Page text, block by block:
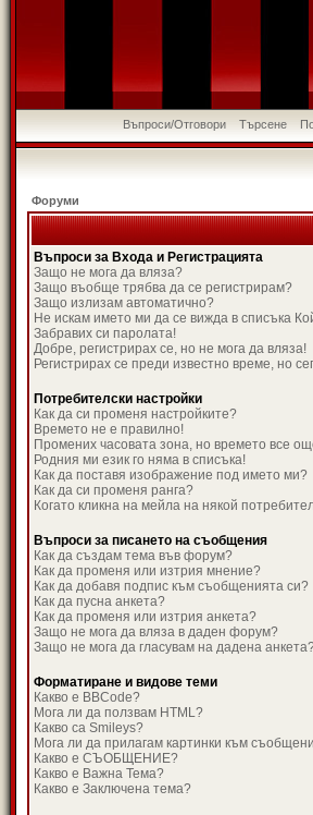
Въпроси/Отговори Търсене
Форуми
Въпроси за Входа и Регистрацията
Защо не мога да вляза?
Защо въобще трябва да се регистрирам?
Защо излизам автоматично?
Не искам името ми да се вижда в списъка
Забравих си паролата!
Добре, регистрирах се, но не мога да вляза!
Регистрирах се преди известно време, но
Потребителски настройки
Как да си променя настройките?
Времето не е правилно!
Промених часовата зона, но времето все
Родния ми език го няма в списъка!
Как да поставя изображение под името ми?
Как да си променя ранга?
Когато кликна на мейла на някой
Въпроси за писането на съобщения
Как да създам тема във форум?
Как да променя или изтрия мнение?
Как да добавя подпис към съобщенията си?
Как да пусна анкета?
Как да променя или изтрия анкета?
Защо не мога да вляза в даден форум?
Защо не мога да гласувам на дадена
Форматиране и видове теми
Какво е BBCode?
Мога ли да ползвам HTML?
Какво са Smileys?
Мога ли да прилагам картинки към
Какво е СЪОБЩЕНИЕ?
Какво е Важна Тема?
Какво е Заключена тема?